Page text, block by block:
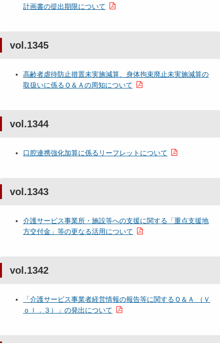
計画書の提出期限について
vol.1345
高齢者虐待防止措置未実施減算、身体拘束廃止未実施減算の
取扱いに係るＱ＆Ａの周知について
vol.1344
口腔連携強化加算に係るリーフレットについて
vol.1343
介護サービス事業所・施設等への支援に関する「重点支援地
方交付金」等の更なる活用について
vol.1342
「介護サービス事業者経営情報の報告等に関するＱ＆Ａ （Ｖ
ｏｌ．３）」の発出について